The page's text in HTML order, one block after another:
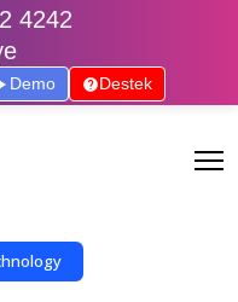
4242
Demo Destek